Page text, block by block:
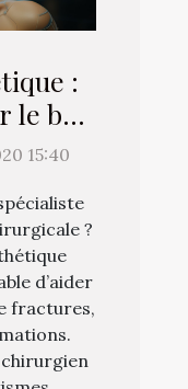
:
bon
15:40
?
d’aider
fractures,
chirurgien